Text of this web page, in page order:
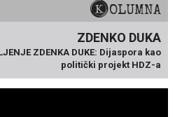
KOLUMNA
ZDENKO DUKA
ZDENKA DUKE: Dijaspora kao
politički projekt HDZ-a